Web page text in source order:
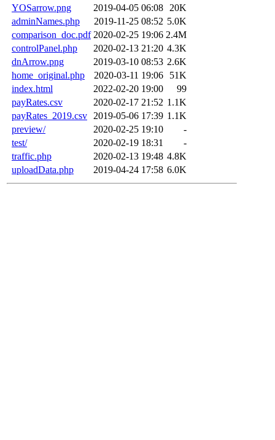
YOSarrow.png
2019-04-05 06:08
20K
adminNames.php
2019-11-25 08:52 5.0K
comparison_doc.pdf 2020-02-25 19:06 2.4M
controlPanel.php
2020-02-13 21:20 4.3K
dnArrow.png
2019-03-10 08:53 2.6K
home_original.php
2020-03-11 19:06
51K
index.html
2022-02-20 19:00
99
payRates.csv
2020-02-17 21:52 1.1K
payRates_2019.csv
2019-05-06 17:39 1.1K
preview/
2020-02-25 19:10
-
test/
2020-02-19 18:31
-
traffic.php
2020-02-13 19:48 4.8K
uploadData.php
2019-04-24 17:58 6.0K